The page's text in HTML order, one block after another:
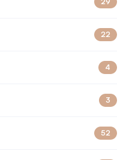
22
4
3
52